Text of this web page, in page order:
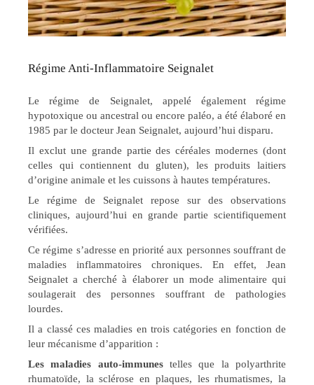
Régime Anti-Inflammatoire Seignalet
Le régime de Seignalet, appelé également régime
hypotoxique ou ancestral ou encore paléo, a été élaboré en
1985 par le docteur Jean Seignalet, aujourd’hui disparu.
Il exclut une grande partie des céréales modernes (dont
celles qui contiennent du gluten), les produits laitiers
d’origine animale et les cuissons à hautes températures.
Le régime de Seignalet repose sur des observations
cliniques, aujourd’hui en grande partie scientifiquement
vérifiées.
Ce régime s’adresse en priorité aux personnes souffrant de
maladies inflammatoires chroniques. En effet, Jean
Seignalet a cherché à élaborer un mode alimentaire qui
soulagerait des personnes souffrant de pathologies
lourdes.
Il a classé ces maladies en trois catégories en fonction de
leur mécanisme d’apparition :
Les maladies auto-immunes telles que la polyarthrite
rhumatoïde, la sclérose en plaques, les rhumatismes, la